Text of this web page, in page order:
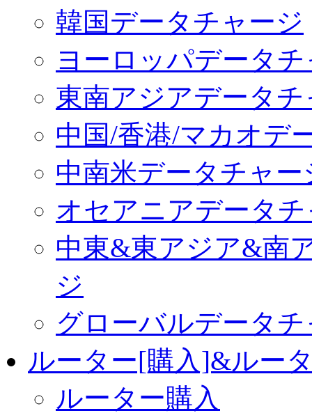
韓国データチャージ
ヨーロッパデータ
東南アジアデータチ
中国/香港/マカオデ
中南米データチャー
オセアニアデータ
中東&東アジア&南
ジ
グローバルデータ
ルーター[購入]&ルー
ルーター購入